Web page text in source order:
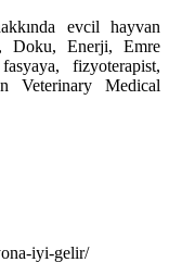
evcil hayvan
Doku, Enerji, Emre
fizyoterapist,
Veterinary Medical
iyi-gelir/